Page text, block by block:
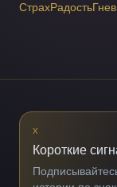
СтрахРадостьГнев
X
Короткие